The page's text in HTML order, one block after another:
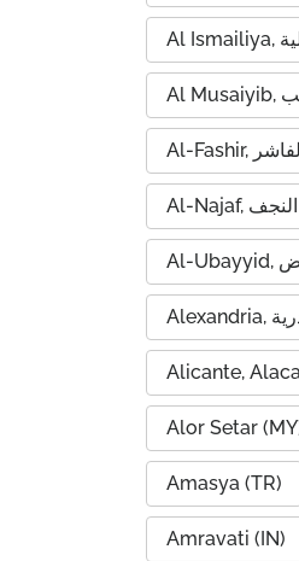
Alicante,
Alor Setar
Amasya (TR)
Amravati (IN)